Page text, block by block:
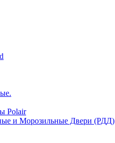
Polair
и Морозильные Двери (РДД)